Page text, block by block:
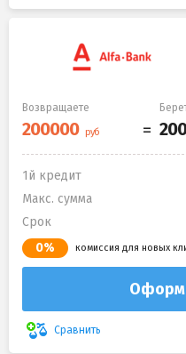
Возвращаете
1й кредит
Макс. сумма
Срок
0% комиссия для новых
Сравнить